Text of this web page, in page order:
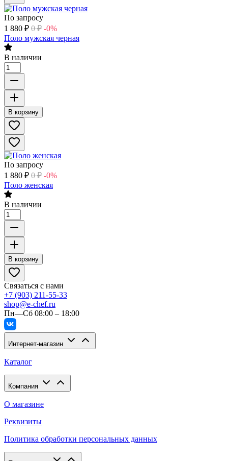
По запросу
1 880 ₽ 0 ₽ -0%
Поло мужская черная
В наличии
В корзину
По запросу
1 880 ₽ 0 ₽ -0%
Поло женская
В наличии
В корзину
Связаться с нами
+7 (903) 211-55-33
shop@e-chef.ru
Пн—Сб 08:00 – 18:00
Интернет-магазин
Каталог
Компания
О магазине
Реквизиты
Политика обработки персональных данных